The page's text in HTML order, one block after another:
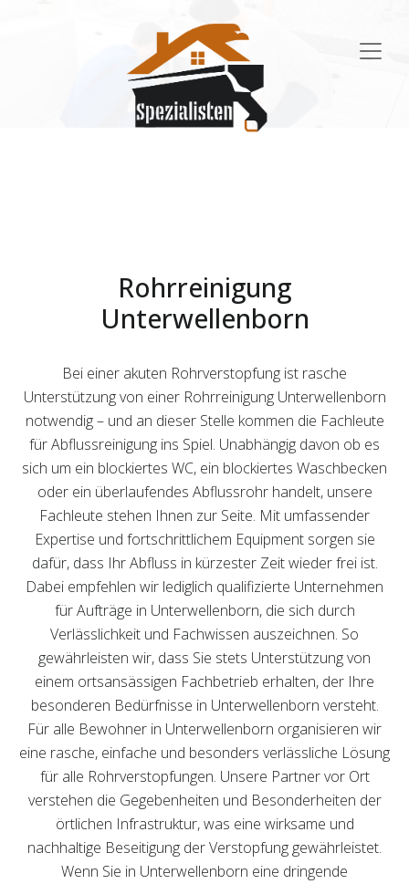
Rohrreinigung
Unterwellenborn
Bei einer akuten Rohrverstopfung ist rasche
Unterstützung von einer Rohrreinigung Unterwellenborn
notwendig – und an dieser Stelle kommen die Fachleute
für Abflussreinigung ins Spiel. Unabhängig davon ob es
sich um ein blockiertes WC, ein blockiertes Waschbecken
oder ein überlaufendes Abflussrohr handelt, unsere
Fachleute stehen Ihnen zur Seite. Mit umfassender
Expertise und fortschrittlichem Equipment sorgen sie
dafür, dass Ihr Abfluss in kürzester Zeit wieder frei ist.
Dabei empfehlen wir lediglich qualifizierte Unternehmen
für Aufträge in Unterwellenborn, die sich durch
Verlässlichkeit und Fachwissen auszeichnen. So
gewährleisten wir, dass Sie stets Unterstützung von
einem ortsansässigen Fachbetrieb erhalten, der Ihre
besonderen Bedürfnisse in Unterwellenborn versteht.
Für alle Bewohner in Unterwellenborn organisieren wir
eine rasche, einfache und besonders verlässliche Lösung
für alle Rohrverstopfungen. Unsere Partner vor Ort
verstehen die Gegebenheiten und Besonderheiten der
örtlichen Infrastruktur, was eine wirksame und
nachhaltige Beseitigung der Verstopfung gewährleistet.
Wenn Sie in Unterwellenborn eine dringende